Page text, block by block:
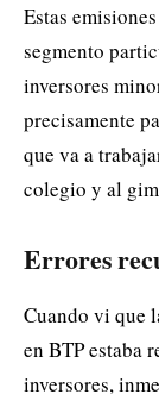
Estas
segmento
inversores
precisamente
que va a
colegio y al
Errores
Cuando vi que
en BTP estaba
inversores,